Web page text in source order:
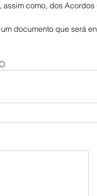
como, dos
documento que será